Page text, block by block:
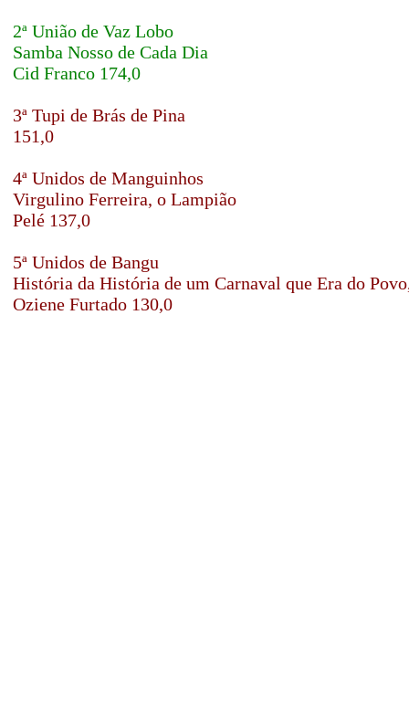
2ª União de Vaz Lobo
Samba Nosso de Cada Dia
Cid Franco 174,0
3ª Tupi de Brás de Pina
151,0
4ª Unidos de Manguinhos
Virgulino Ferreira, o Lampião
Pelé 137,0
5ª Unidos de Bangu
História da História de um Carnaval que Era do
Oziene Furtado 130,0